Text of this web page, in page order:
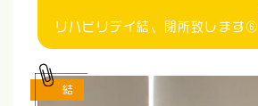
リハビリデイ結、閉所致します⑥
結